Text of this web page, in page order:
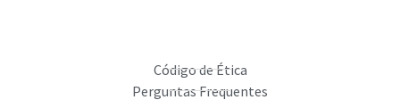
Código de Ética
Perguntas Frequentes